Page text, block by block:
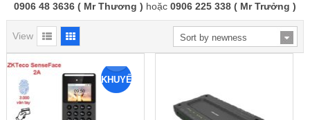
0906 48 3636 ( Mr Thương ) hoặc 0906 225 338 ( Mr Trưởng )
View
KHUYẾN